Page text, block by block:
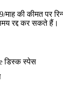
माह की कीमत पर
रद्द कर सकते हैं।
डिस्क स्पेस